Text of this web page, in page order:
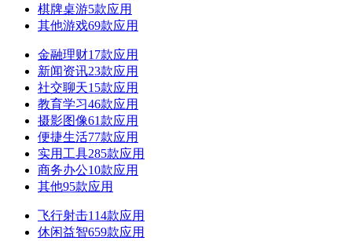
棋牌桌游5款应用
其他游戏69款应用
金融理财17款应用
新闻资讯23款应用
社交聊天15款应用
教育学习46款应用
摄影图像61款应用
便捷生活77款应用
实用工具285款应用
商务办公10款应用
其他95款应用
飞行射击114款应用
休闲益智659款应用